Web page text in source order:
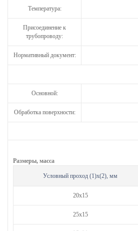
Температура:
Присоединение к
трубопроводу:
Нормативный документ:
Основной:
Обработка поверхности:
Размеры, масса
Условный проход (1)х(2), мм
20х15
25х15